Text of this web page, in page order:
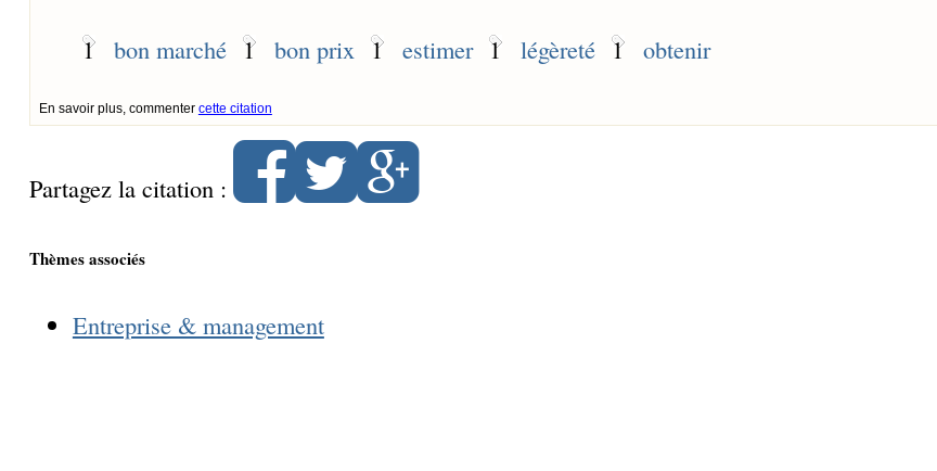
1 bon marché 1 bon prix 1 estimer 1 légèreté 1 obtenir
En savoir plus, commenter cette citation
Partagez la citation :
Thèmes associés
Entreprise & management